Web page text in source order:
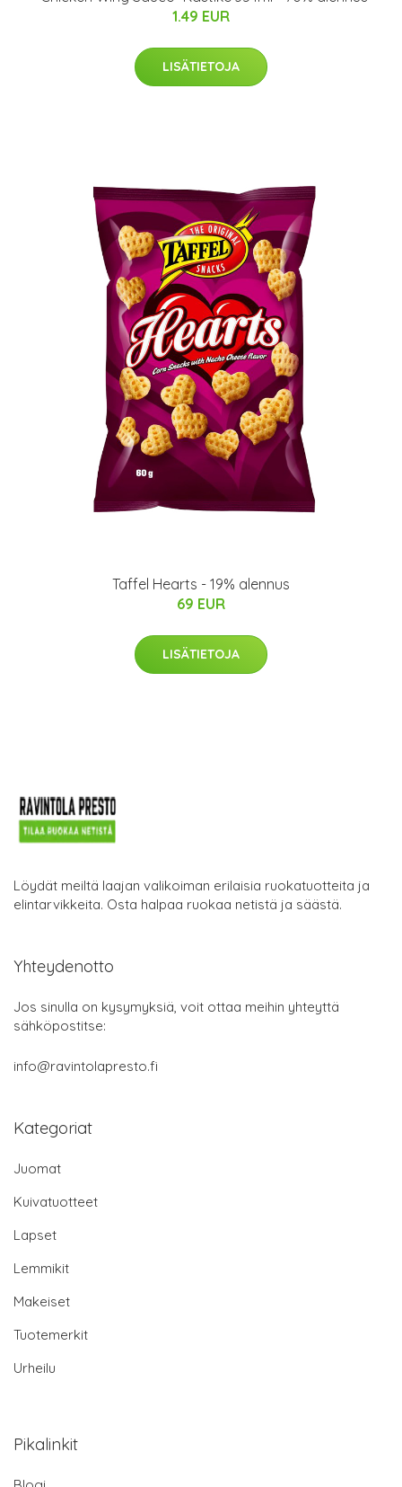
1.49 EUR
LISÄTIETOJA
Taffel Hearts - 19% alennus
69 EUR
LISÄTIETOJA
Löydät meiltä laajan valikoiman erilaisia ruokatuotteita ja
elintarvikkeita. Osta halpaa ruokaa netistä ja säästä.
Yhteydenotto
Jos sinulla on kysymyksiä, voit ottaa meihin yhteyttä
sähköpostitse:
info@ravintolapresto.fi
Kategoriat
Juomat
Kuivatuotteet
Lapset
Lemmikit
Makeiset
Tuotemerkit
Urheilu
Pikalinkit